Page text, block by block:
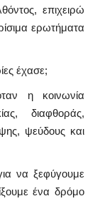
επιχειρώ
ερωτήματα
έχασε;
η κοινωνία
διαφθοράς,
ψεύδους και
να ξεφύγουμε
ένα δρόμο